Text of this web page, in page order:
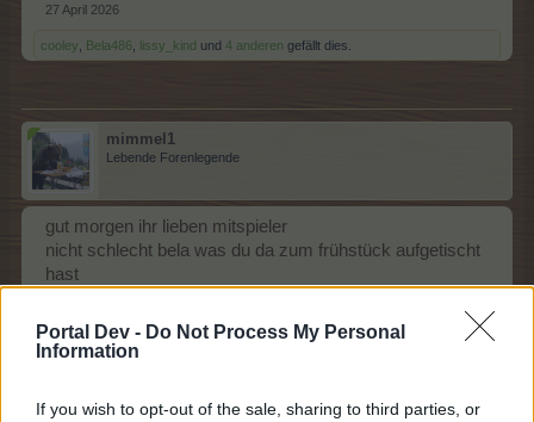
Portal Dev - Do Not Process My Personal
Information
If you wish to opt-out of the sale, sharing to third parties, or
27 April 2026
cooley Bela486 lissy_kind und 4 anderen gefällt dies.
mimmel1
Lebende Forenlegende
gut morgen ihr lieben mitspieler
nicht schlecht bela was du da zum frühstück aufgetischt
hast
cooley,Bela486 Doren22und 3 anderengefällt dies.